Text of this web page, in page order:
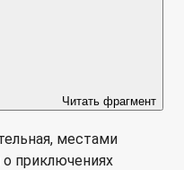
Читать фрагмент
местами
о приключениях